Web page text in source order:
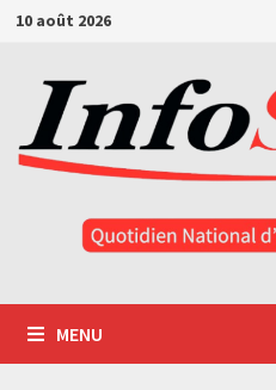
Passer
contenu
10 août 2026
MENU